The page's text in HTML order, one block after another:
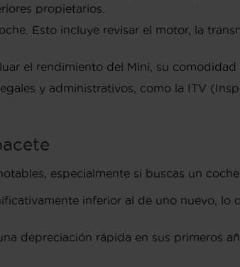
propietarios.
Esto incluye revisar el motor, la
el rendimiento del Mini, su comodidad
y administrativos, como la ITV
especialmente si buscas un
inferior al de uno nuevo, lo
depreciación rápida en sus primeros